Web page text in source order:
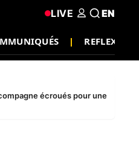
REFLEXION
LIVE EN
écroués pour une